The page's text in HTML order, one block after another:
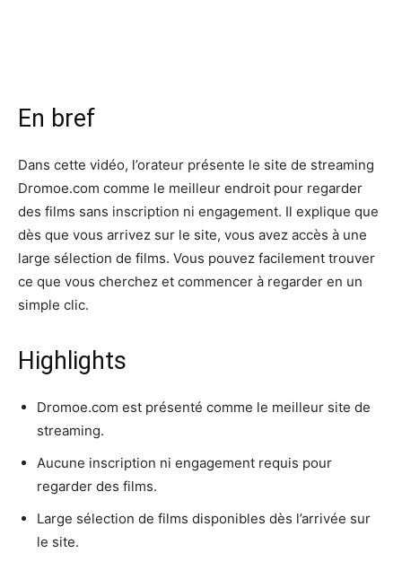
En bref
Dans cette vidéo, l’orateur présente le site de streaming
Dromoe.com comme le meilleur endroit pour regarder
des films sans inscription ni engagement. Il explique que
dès que vous arrivez sur le site, vous avez accès à une
large sélection de films. Vous pouvez facilement trouver
ce que vous cherchez et commencer à regarder en un
simple clic.
Highlights
Dromoe.com est présenté comme le meilleur site de
streaming.
Aucune inscription ni engagement requis pour
regarder des films.
Large sélection de films disponibles dès l’arrivée sur
le site.